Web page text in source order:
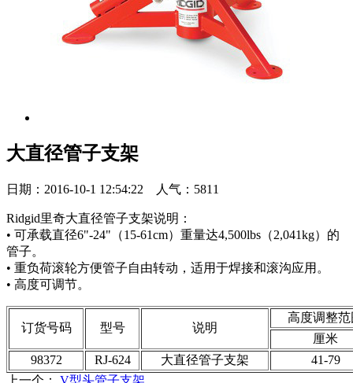
大直径管子支架
日期：2016-10-1 12:54:22 人气：5811
Ridgid里奇大直径管子支架说明：
• 可承载直径6"-24"（15-61cm）重量达4,500lbs（2,041kg）的
管子。
• 重负荷滚轮方便管子自由转动，适用于焊接和滚沟应用。
• 高度可调节。
订货号码 型号 说明
高度调整范
厘米
98372
RJ-624 大直径管子支架
41-79
上一个： V型头管子支架